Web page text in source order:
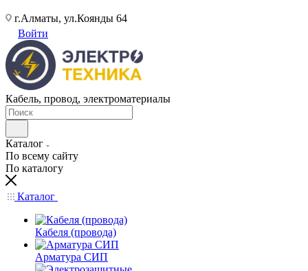
г.Алматы, ул.Коянды 64
Войти
Кабель, провод, электроматериалы
Каталог
По всему сайту
По каталогу
Каталог
Кабеля (провода)
Арматура СИП